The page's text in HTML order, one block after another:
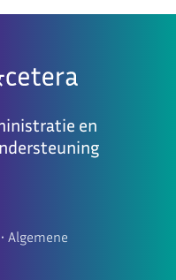
en
• Algemene